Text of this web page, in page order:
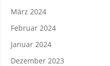
März 2024
Februar 2024
Januar 2024
Dezember 2023